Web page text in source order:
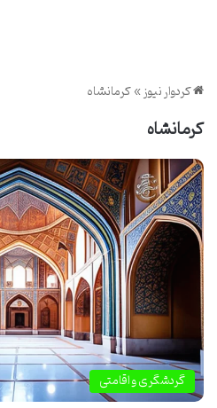
کردوار نیوز»کرمانشاه
کرمانشاه
گردشگری و اقامتی